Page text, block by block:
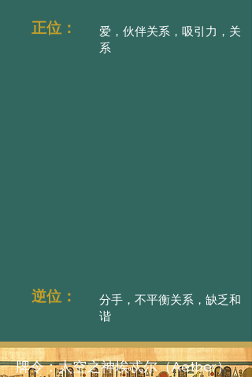
正位：
爱，伙伴关系，吸引力，关
系
逆位：
分手，不平衡关系，缺乏和
谐
牌令：太空之神埃忒尔（Aether）